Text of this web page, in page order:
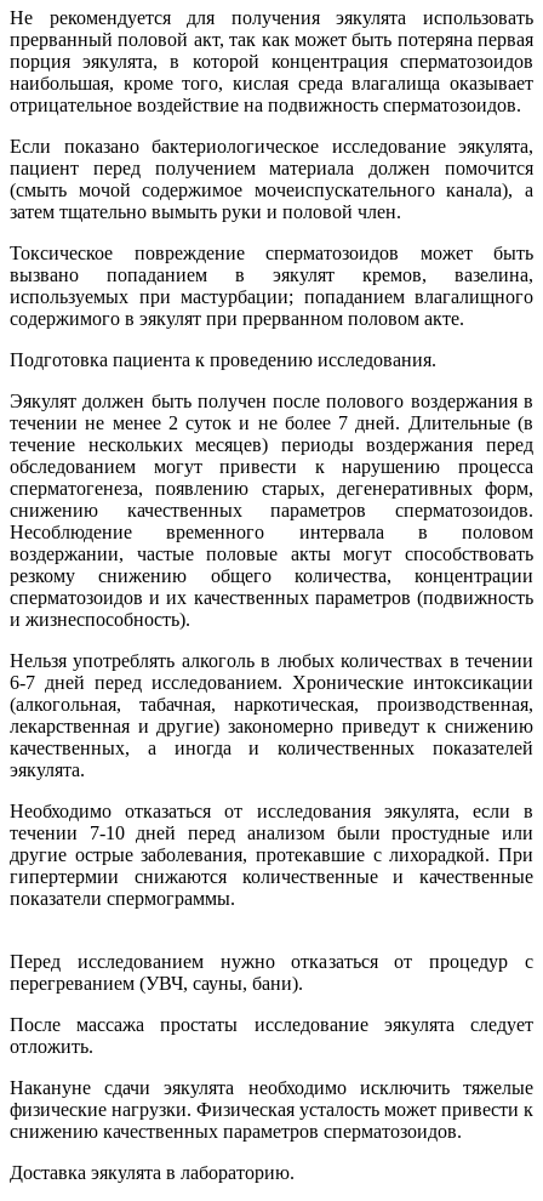
Не рекомендуется для получения эякулята использовать
прерванный половой акт, так как может быть потеряна первая
порция эякулята, в которой концентрация сперматозоидов
наибольшая, кроме того, кислая среда влагалища оказывает
отрицательное воздействие на подвижность сперматозоидов.
Если показано бактериологическое исследование эякулята,
пациент перед получением материала должен помочится
(смыть мочой содержимое мочеиспускательного канала), а
затем тщательно вымыть руки и половой член.
Токсическое повреждение сперматозоидов может быть
вызвано попаданием в эякулят кремов, вазелина,
используемых при мастурбации; попаданием влагалищного
содержимого в эякулят при прерванном половом акте.
Подготовка пациента к проведению исследования.
Эякулят должен быть получен после полового воздержания в
течении не менее 2 суток и не более 7 дней. Длительные (в
течение нескольких месяцев) периоды воздержания перед
обследованием могут привести к нарушению процесса
сперматогенеза, появлению старых, дегенеративных форм,
снижению качественных параметров сперматозоидов.
Несоблюдение временного интервала в половом
воздержании, частые половые акты могут способствовать
резкому снижению общего количества, концентрации
сперматозоидов и их качественных параметров (подвижность
и жизнеспособность).
Нельзя употреблять алкоголь в любых количествах в течении
6-7 дней перед исследованием. Хронические интоксикации
(алкогольная, табачная, наркотическая, производственная,
лекарственная и другие) закономерно приведут к снижению
качественных, а иногда и количественных показателей
эякулята.
Необходимо отказаться от исследования эякулята, если в
течении 7-10 дней перед анализом были простудные или
другие острые заболевания, протекавшие с лихорадкой. При
гипертермии снижаются количественные и качественные
показатели спермограммы.
Перед исследованием нужно отказаться от процедур с
перегреванием (УВЧ, сауны, бани).
После массажа простаты исследование эякулята следует
отложить.
Накануне сдачи эякулята необходимо исключить тяжелые
физические нагрузки. Физическая усталость может привести к
снижению качественных параметров сперматозоидов.
Доставка эякулята в лабораторию.